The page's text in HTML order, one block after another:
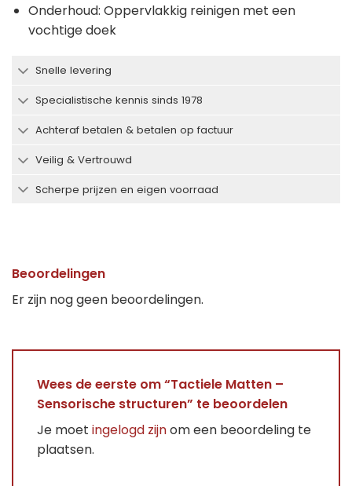
Onderhoud: Oppervlakkig reinigen met een
vochtige doek
Snelle levering
Specialistische kennis sinds 1978
Achteraf betalen & betalen op factuur
Veilig & Vertrouwd
Scherpe prijzen en eigen voorraad
Beoordelingen
Er zijn nog geen beoordelingen.
Wees de eerste om “Tactiele Matten –
Sensorische structuren” te beoordelen
Je moet ingelogd zijnom een beoordeling te
plaatsen.